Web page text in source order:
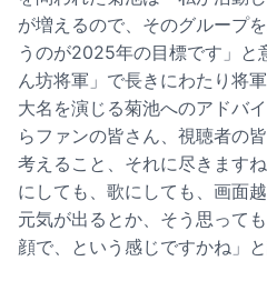
が増えるので、そのグループ
うのが2025年の目標です」と
ん坊将軍」で長きにわたり将
大名を演じる菊池へのアドバ
らファンの皆さん、視聴者の
考えること、それに尽きます
にしても、歌にしても、画面
元気が出るとか、そう思って
顔で、という感じですかね」と